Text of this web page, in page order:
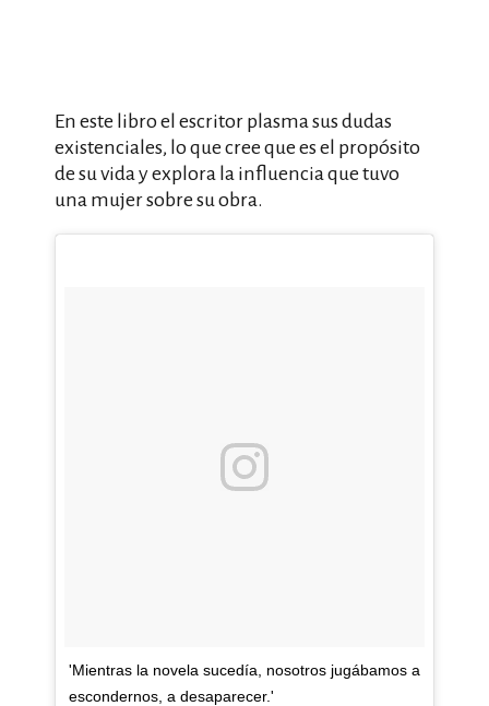
En este libro el escritor plasma sus dudas
existenciales, lo que cree que es el propósito
de su vida y explora la influencia que tuvo
una mujer sobre su obra.
'Mientras la novela sucedía, nosotros jugábamos a
escondernos, a desaparecer.'